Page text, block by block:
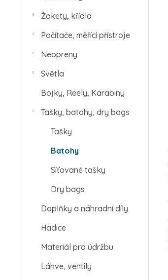
Žakety, křídla
Počítače, měřící přístroje
Neopreny
Světla
Bojky, Reely, Karabiny
Tašky, batohy, dry bags
Tašky
Batohy
Síťované tašky
Dry bags
Doplňky a náhradní díly
Hadice
Materiál pro údržbu
Láhve, ventily